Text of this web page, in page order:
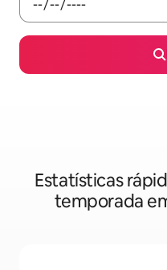
Estatísticas
temporada